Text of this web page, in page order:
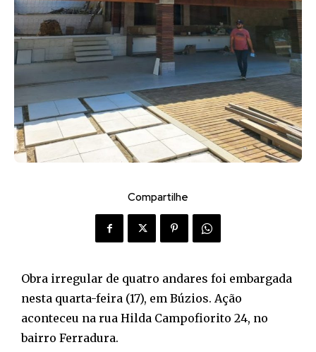
Compartilhe
Obra irregular de quatro andares foi embargada
nesta quarta-feira (17), em Búzios. Ação
aconteceu na rua Hilda Campofiorito 24, no
bairro Ferradura.